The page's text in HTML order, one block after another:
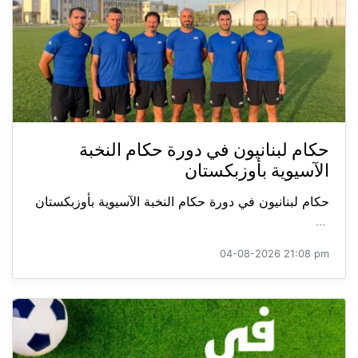
حكام لبنانيون في دورة حكام النخبة
الآسيوية بأوزبكستان
حكام لبنانيون في دورة حكام النخبة الآسيوية بأوزبكستان
...
04-08-2026 21:08 pm